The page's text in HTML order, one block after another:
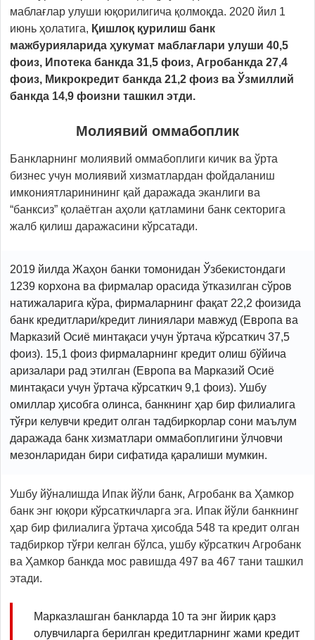
маблағлар улуши юқорилигича қолмоқда. 2020 йил 1
июнь ҳолатига, Қишлоқ қурилиш банк
мажбурияларида ҳукумат маблағлари улуши 40,5
фоиз, Ипотека банкда 31,5 фоиз, Агробанкда 27,4
фоиз, Микрокредит банкда 21,2 фоиз ва Ўзмиллий
банкда 14,9 фоизни ташкил этди.
Молиявий оммабоплик
Банкларнинг молиявий оммабоплиги кичик ва ўрта
бизнес учун молиявий хизматлардан фойдаланиш
имкониятларинининг қай даражада эканлиги ва
“банксиз” қолаётган аҳоли қатламини банк секторига
жалб қилиш даражасини кўрсатади.
2019 йилда Жаҳон банки томонидан Ўзбекистондаги
1239 корхона ва фирмалар орасида ўтказилган сўров
натижаларига кўра, фирмаларнинг фақат 22,2 фоизида
банк кредитлари/кредит линиялари мавжуд (Европа ва
Марказий Осиё минтақаси учун ўртача кўрсаткич 37,5
фоиз). 15,1 фоиз фирмаларнинг кредит олиш бўйича
аризалари рад этилган (Европа ва Марказий Осиё
минтақаси учун ўртача кўрсаткич 9,1 фоиз). Ушбу
омиллар ҳисобга олинса, банкнинг ҳар бир филиалига
тўғри келувчи кредит олган тадбиркорлар сони маълум
даражада банк хизматлари оммабоплигини ўлчовчи
мезонларидан бири сифатида қаралиши мумкин.
Ушбу йўналишда Ипак йўли банк, Агробанк ва Ҳамкор
банк энг юқори кўрсаткичларга эга. Ипак йўли банкнинг
ҳар бир филиалига ўртача ҳисобда 548 та кредит олган
тадбиркор тўғри келган бўлса, ушбу кўрсаткич Агробанк
ва Ҳамкор банкда мос равишда 497 ва 467 тани ташкил
этади.
Марказлашган банкларда 10 та энг йирик қарз
олувчиларга берилган кредитларнинг жами кредит